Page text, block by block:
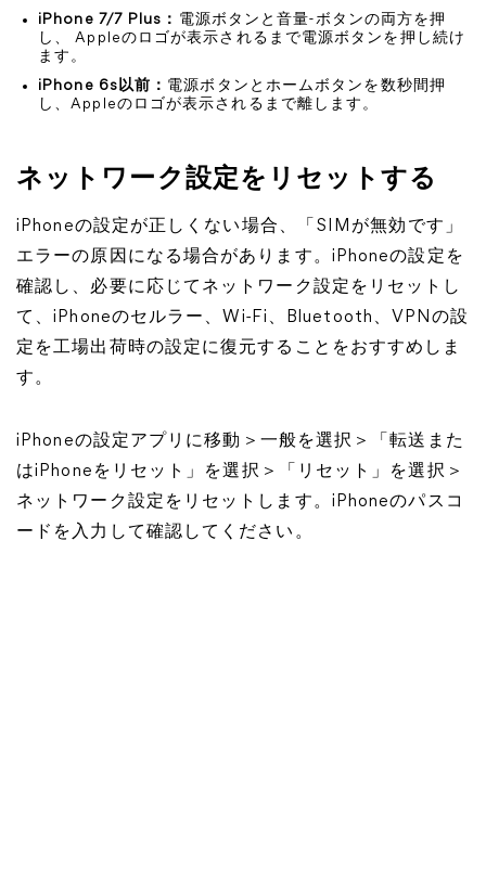
iPhone 7/7 Plus： 電源ボタンと音量-ボタンの両方を押
し、 Appleのロゴが表示されるまで電源ボタンを押し続け
ます。
iPhone 6s以前： 電源ボタンとホームボタンを数秒間押
し、Appleのロゴが表示されるまで離します。
ネットワーク設定をリセットする
iPhoneの設定が正しくない場合、「SIMが無効です」
エラーの原因になる場合があります。iPhoneの設定を
確認し、必要に応じてネットワーク設定をリセットし
て、iPhoneのセルラー、Wi-Fi、Bluetooth、VPNの設
定を工場出荷時の設定に復元することをおすすめしま
す。
iPhoneの設定アプリに移動＞一般を選択＞「転送また
はiPhoneをリセット」を選択＞「リセット」を選択＞
ネットワーク設定をリセットします。iPhoneのパスコ
ードを入力して確認してください。